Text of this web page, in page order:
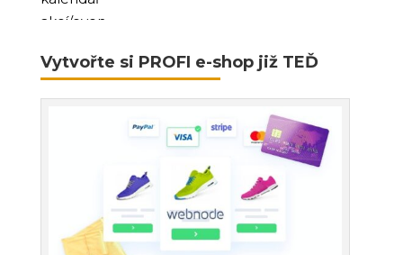
Vytvořte si PROFI e-shop již TEĎ